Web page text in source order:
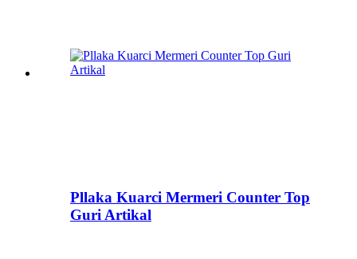
Pllaka Kuarci Mermeri Counter Top
Guri Artikal